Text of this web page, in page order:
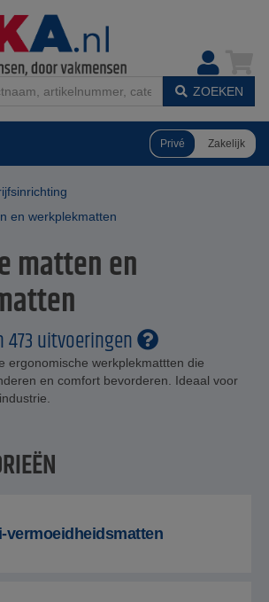
ZOEKEN
Privé Zakelijk
en werkplekmatten
matten en
uitvoeringen
ergonomische werkplekmattten die
en comfort bevorderen. Ideaal voor
vermoeidheidsmatten